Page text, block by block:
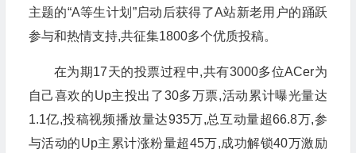
主题的“A等生计划”启动后获得了A站新老用户的踊跃
参与和热情支持,共征集1800多个优质投稿。
在为期17天的投票过程中,共有3000多位ACer为
自己喜欢的Up主投出了30多万票,活动累计曝光量达
1.1亿,投稿视频播放量达935万,总互动量超66.8万,参
与活动的Up主累计涨粉量超45万,成功解锁40万激励